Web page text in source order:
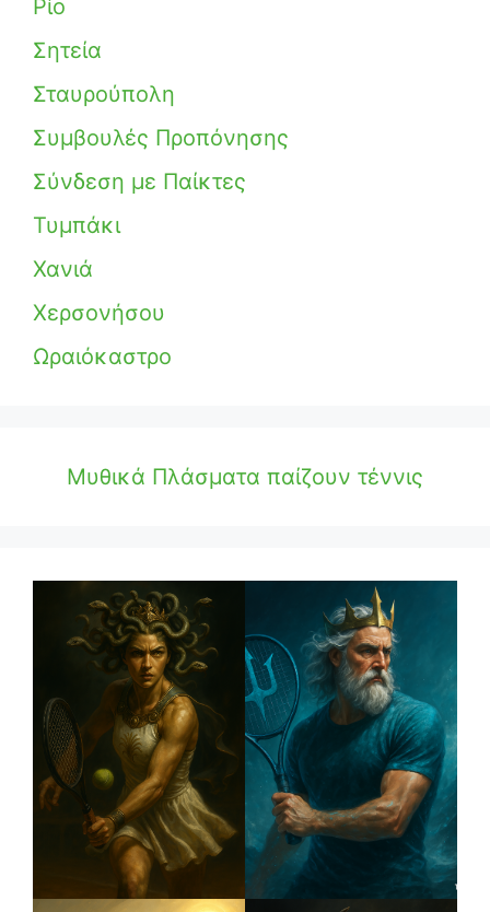
Ρίο
Σητεία
Σταυρούπολη
Συμβουλές Προπόνησης
Σύνδεση με Παίκτες
Τυμπάκι
Χανιά
Χερσονήσου
Ωραιόκαστρο
Μυθικά Πλάσματα παίζουν τέννις